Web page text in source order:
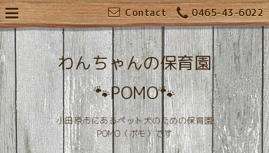
0465-43-6022
Contact
わんちゃんの保育園
🐾POMO🐾
小田原市にあるペット犬のための保育園
POMO（ポモ）です